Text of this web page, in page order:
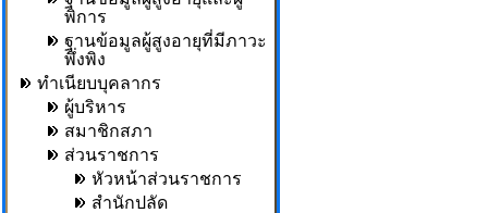
พิการ
ฐานข้อมูลผู้สูงอายุที่มีภาวะ
พึ่งพิง
ทำเนียบบุคลากร
ผู้บริหาร
สมาชิกสภา
ส่วนราชการ
หัวหน้าส่วนราชการ
สำนักปลัด